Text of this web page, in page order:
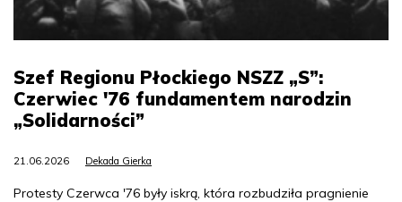
Szef Regionu Płockiego NSZZ „S”:
Czerwiec '76 fundamentem narodzin
„Solidarności”
21.06.2026 Dekada Gierka
Protesty Czerwca '76 były iskrą, która rozbudziła pragnienie